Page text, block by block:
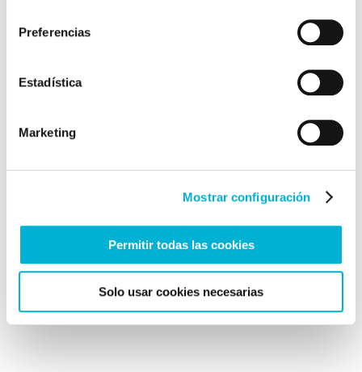
Preferencias
Estadística
Marketing
Mostrar configuración
Permitir todas las cookies
Solo usar cookies necesarias